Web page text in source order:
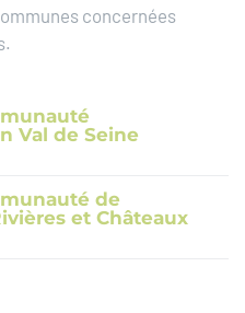
concernées
Val de Seine
de
et Châteaux